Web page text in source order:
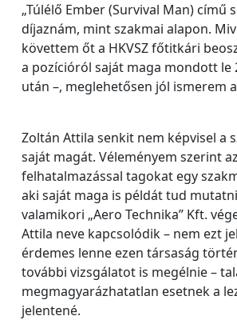
„Túlélő Ember (Survival Man) című
díjaznám, mint szakmai alapon.
követtem őt a HKVSZ főtitkári
a pozícióról saját maga mondott le
után –, meglehetősen jól ismerem
Zoltán Attila senkit nem képvisel a
saját magát. Véleményem szerint
felhatalmazással tagokat egy
aki saját maga is példát tud
valamikori „Aero Technika” Kft.
Attila neve kapcsolódik – nem ezt
érdemes lenne ezen társaság
további vizsgálatot is megélnie –
megmagyarázhatatlan esetnek a
jelentené.